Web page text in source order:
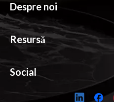
Despre noi
Resursă
Social